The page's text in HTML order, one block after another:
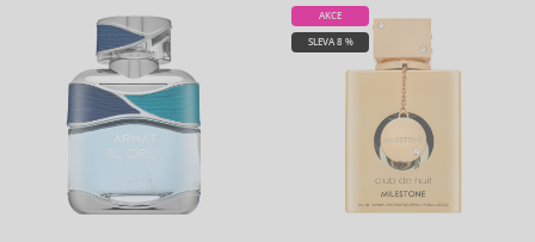
AKCE
SLEVA 8 %